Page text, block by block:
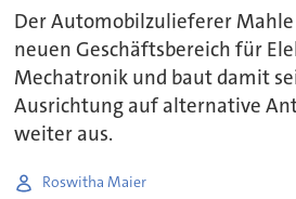
Der Automobilzulieferer
neuen Geschäftsbereich für
Mechatronik und baut damit
Ausrichtung auf alternative
weiter aus.
Roswitha Maier